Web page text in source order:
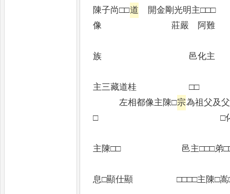
陳子尚□□道
開金剛光明主□□□
像 莊嚴 阿難
族 邑化主
主三藏道桂
左相都像主陳□宗為祖父
□ □化主□
主陳□□ 邑主□□□弟□□
息□顯仕顯 □□□□主陳□嵩□